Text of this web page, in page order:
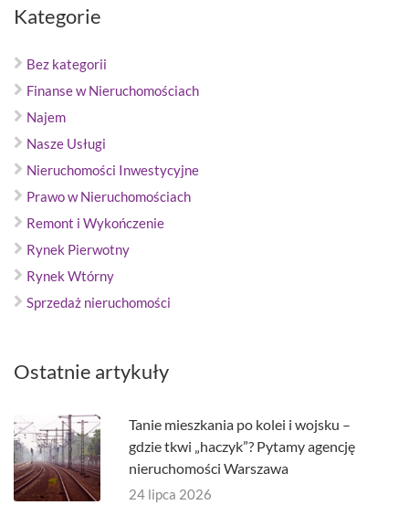
Kategorie
Bez kategorii
Finanse w Nieruchomościach
Najem
Nasze Usługi
Nieruchomości Inwestycyjne
Prawo w Nieruchomościach
Remont i Wykończenie
Rynek Pierwotny
Rynek Wtórny
Sprzedaż nieruchomości
Ostatnie artykuły
Tanie mieszkania po kolei i wojsku –
gdzie tkwi „haczyk”? Pytamy agencję
nieruchomości Warszawa
24 lipca 2026